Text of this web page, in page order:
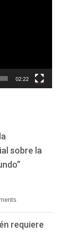
02:22
sobre la
requiere